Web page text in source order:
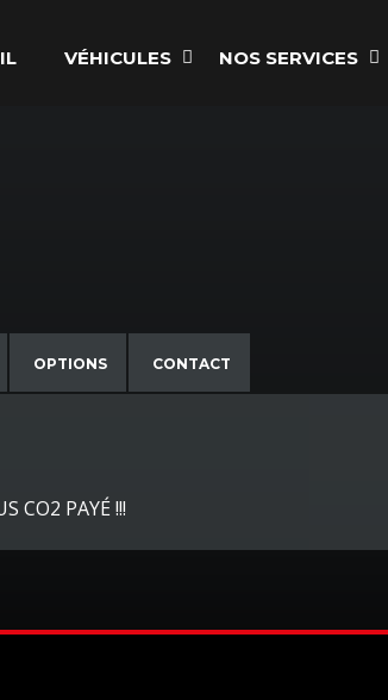
VÉHICULES NOS SERVICES
OPTIONS CONTACT
CO2 PAYÉ !!!